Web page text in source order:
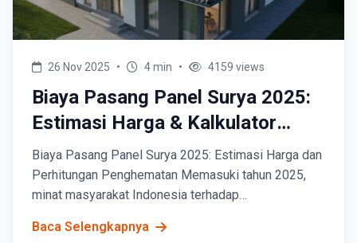
26 Nov 2025 • 4 min • 4159 views
Biaya Pasang Panel Surya 2025:
Estimasi Harga & Kalkulator
Penghematan
Biaya Pasang Panel Surya 2025: Estimasi Harga dan
Perhitungan Penghematan Memasuki tahun 2025,
minat masyarakat Indonesia terhadap
Listrik Tenaga...
Baca Selengkapnya